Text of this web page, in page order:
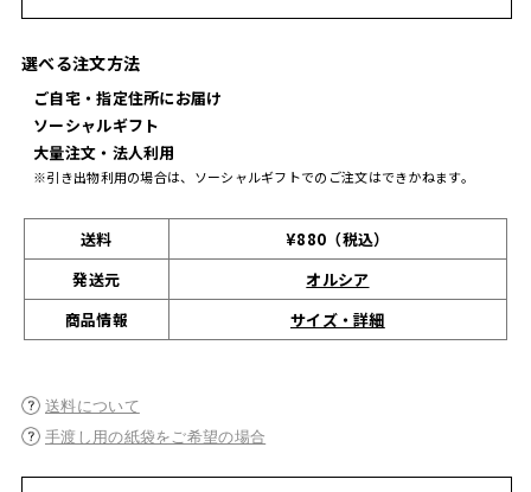
選べる注文方法
ご自宅・指定住所にお届け
ソーシャルギフト
大量注文・法人利用
※引き出物利用の場合は、ソーシャルギフトでのご注文はできかねます。
送料
¥880（税込）
発送元
オルシア
商品情報
サイズ・詳細
送料について
手渡し用の紙袋をご希望の場合